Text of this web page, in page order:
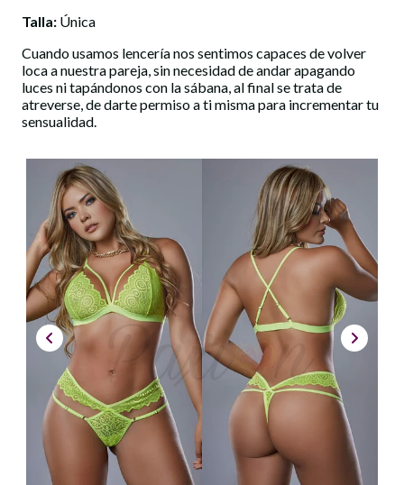
Talla: Única
Cuando usamos lencería nos sentimos capaces de volver
loca a nuestra pareja, sin necesidad de andar apagando
luces ni tapándonos con la sábana, al final se trata de
atreverse, de darte permiso a ti misma para incrementar tu
sensualidad.